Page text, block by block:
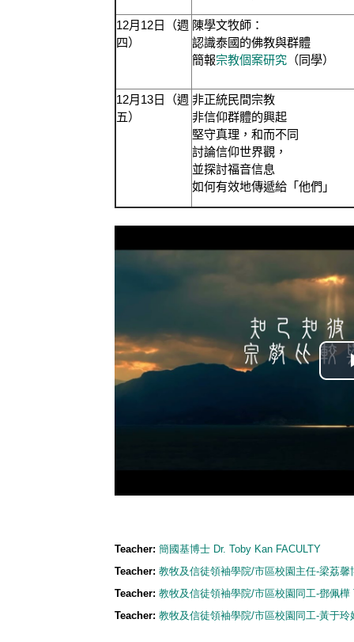
12月 12日（週
四）
陳學文牧師：
認識泰國的佛教與群體
簡報宗教個案研究 （同學）
12月 13日（週
五）
非正統民間宗教
非信仰群體的興起
堅守真理，和而不同
討論信仰世界觀，
並探討福音信息
如何有效地傳遞給「他們」
Teacher:簡國基博士 Dr. Toby Kan FACULTY
Teacher:教牧及信徒領袖學院/市區校園主任-梁荔馨
Teacher:教牧及信徒領袖學院/市區校園同工-鄧佩樺
Teacher:教牧及信徒領袖學院/市區校園同工-黃于